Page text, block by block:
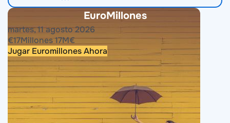
EuroMillones
martes, 11 agosto 2026
€17Millones17M€
Jugar Euromillones Ahora